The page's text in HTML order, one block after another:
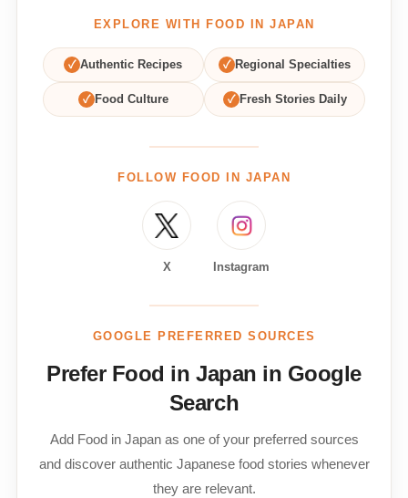
EXPLORE WITH FOOD IN JAPAN
✓ Authentic Recipes ✓ Regional Specialties
✓ Food Culture ✓ Fresh Stories Daily
FOLLOW FOOD IN JAPAN
X Instagram
GOOGLE PREFERRED SOURCES
Prefer Food in Japan in Google
Search
Add Food in Japan as one of your preferred sources
and discover authentic Japanese food stories whenever
they are relevant.